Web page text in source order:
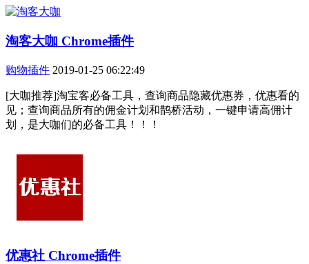
淘客大咖 Chrome插件
购物插件 2019-01-25 06:22:49
[大咖推荐]淘宝客必备工具，查询商品隐藏优惠券，优惠看的
见；查询商品所有的佣金计划和鹊桥活动，一键申请高佣计
划，是大咖们的必备工具！！！
优惠社 Chrome插件